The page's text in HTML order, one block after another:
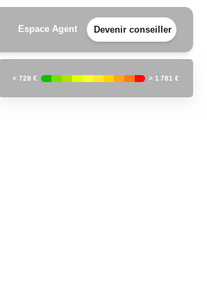
Espace Agent Devenir conseiller
< 728 € > 1 781 €